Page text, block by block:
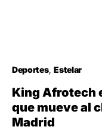
Deportes Estelar
King Afrotech
que mueve al
Madrid